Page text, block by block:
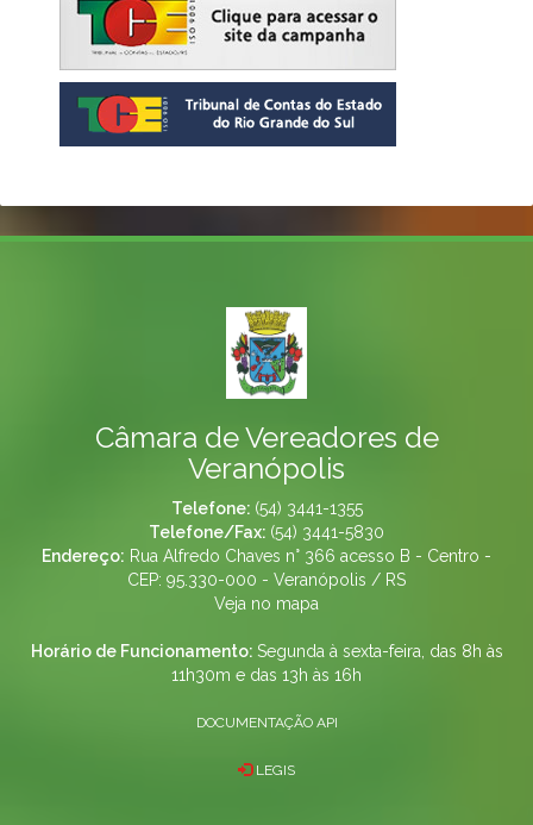
Câmara de Vereadores de
Veranópolis
Telefone: (54) 3441-1355
Telefone/Fax: (54) 3441-5830
Endereço: Rua Alfredo Chaves n° 366 acesso B - Centro -
CEP: 95.330-000 - Veranópolis / RS
Veja no mapa
Horário de Funcionamento: Segunda à sexta-feira, das 8h às
11h30m e das 13h às 16h
DOCUMENTAÇÃO API
LEGIS